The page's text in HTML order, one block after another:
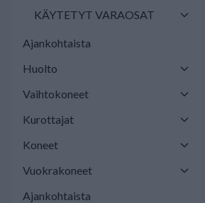
KÄYTETYT VARAOSAT
Ajankohtaista
Huolto
Vaihtokoneet
Kurottajat
Koneet
Vuokrakoneet
Ajankohtaista